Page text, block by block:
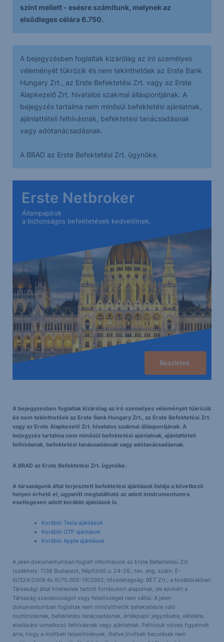
szint mellett - esésre számítunk, melynek az
elsődleges célára 6.750.
A bejegyzésben foglaltak kizárólag az író személyes
véleményét tükrözik és nem tekinthetőek az Erste Bank
Hungary Zrt., az Erste Befektetési Zrt. vagy az Erste
Alapkezelő Zrt. hivatalos szakmai álláspontjának. A
bejegyzés tartalma nem minősül befektetési ajánlatnak,
ajánlattételi felhívásnak, befektetési tanácsadásnak
vagy adótanácsadásnak.
A BRAD az Erste Befektetési Zrt. ügynöke.
Erste Netbroker
Állampapírok
a biztonságos befektetések kedvelőinek.
Részletek
A bejegyzésben foglaltak kizárólag az író személyes véleményét tükrözik
és nem tekinthetőek az Erste Bank Hungary Zrt., az Erste Befektetési Zrt.
vagy az Erste Alapkezelő Zrt. hivatalos szakmai álláspontjának. A
bejegyzés tartalma nem minősül befektetési ajánlatnak, ajánlattételi
felhívásnak, befektetési tanácsadásnak vagy adótanácsadásnak.
A BRAD az Erste Befektetési Zrt. ügynöke.
A társaságunk által terjesztett befektetési ajánlások listája a következő
helyen érhető el, ugyanitt megtalálható az adott intstrumentumra
esetlegesen adott korábbi ajánlások is.
Korábbi Tesla ajánlások
Korábbi OTP ajánlások
Korábbi Apple ajánlások
A jelen dokumentumban foglalt információk az Erste Befektetési Zrt.
(székhely: 1138 Budapest, Népfürdő u. 24-26.; tev. eng. szám: E-
III/324/2008 és III/75.005-19/2002; tőzsdetagság: BÉT Zrt.; a továbbiakban:
Társaság) által hitelesnek tartott forrásokon alapulnak, de azokért a
Társaság szavatosságot vagy felelősséget nem vállal. A jelen
dokumentumban foglaltak nem minősíthetők befektetésre való
ösztönzésnek, befektetési tanácsadásnak, értékpapír jegyzésére, vételére,
eladására vonatkozó felhívásnak vagy ajánlatnak. Felhívjuk szíves figyelmét
arra, hogy a múltbeli teljesítmények, illetve jövőbeli becslések nem